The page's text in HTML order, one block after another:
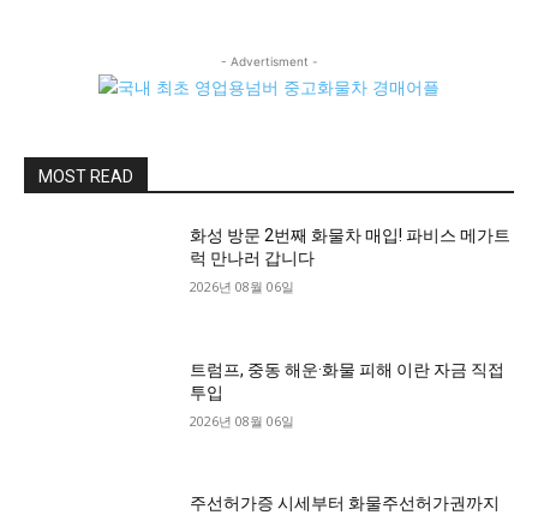
- Advertisment -
MOST READ
화성 방문 2번째 화물차 매입! 파비스 메가트
럭 만나러 갑니다
2026년 08월 06일
트럼프, 중동 해운·화물 피해 이란 자금 직접
투입
2026년 08월 06일
주선허가증 시세부터 화물주선허가권까지